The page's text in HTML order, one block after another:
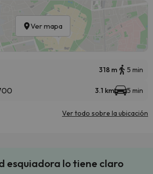
Ver mapa
318 m 5 min
3.1 km 5 min
Ver todo sobre la ubicación
esquiadora lo tiene claro